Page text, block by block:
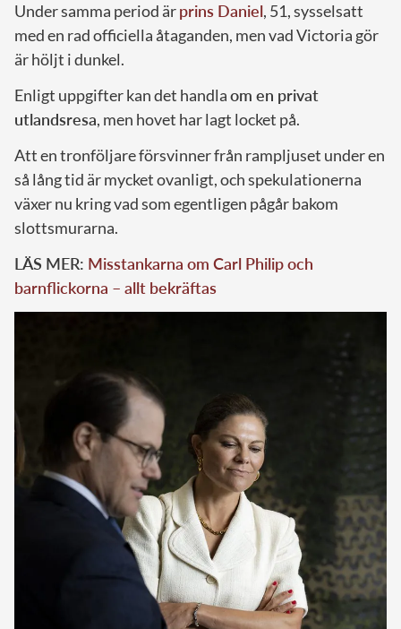
Under samma period ärprins Daniel, 51, sysselsatt
med en rad officiella åtaganden, men vad Victoria gör
är höljt i dunkel.
Enligt uppgifter kan det handlaom en privat
utlandsresa, men hovet har lagt locket på.
Att en tronföljare försvinner från rampljuset under en
så lång tid är mycket ovanligt, och spekulationerna
växer nu kring vad som egentligen pågår bakom
slottsmurarna.
LÄS MER: Misstankarna om Carl Philip och
barnflickorna – allt bekräftas